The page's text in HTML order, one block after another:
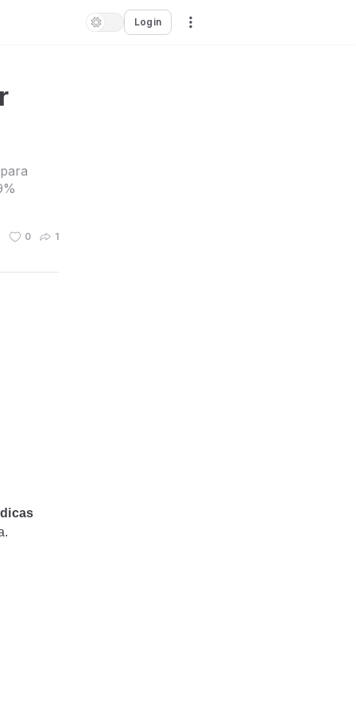
Login
0 1
dicas